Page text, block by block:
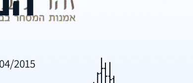
2015